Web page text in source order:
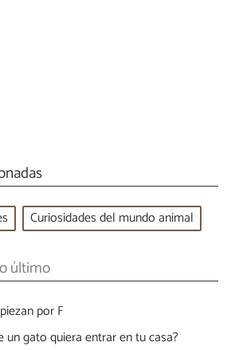
Curiosidades del mundo animal
último
por F
un gato quiera entrar en tu casa?